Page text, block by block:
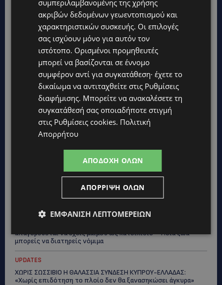
ΤΑΣΟΣ ΧΑΤΖΗΓΙΟΒΑΝΗΣ: Η συγκλονιστική ιστορία του
12χρονου Δημήτρη και η δωρεά των 12.500 ευρώ που του
STORIES
απαγορεύεται να έχεις μαϊμού ως κατοικίδιο – Ποια ζώα
μπορείς να διατηρείς νόμιμα
UPDATES
ΧΩΡΙΣ ΣΩΣΣΙΒΙΟ Η ΘΑΛΑΣΣΙΑ ΣΥΝΔΕΣΗ ΚΥΠΡΟΥ-ΕΛΛΑΔΑΣ:
«Χωρίς επιδότηση το πλοίο δεν θα ξανασηκώσει άγκυρα»
συμπεριλαμβανομένης της χρήσης
ακριβών δεδομένων γεωεντοπισμού και
χαρακτηριστικών συσκευής. Οι επιλογές
σας ισχύουν μόνο για αυτόν τον
ιστότοπο. Ορισμένοι προμηθευτές
μπορεί να βασίζονται σε έννομο
συμφέρον αντί για συγκατάθεση· έχετε το
δικαίωμα να αντιταχθείτε στις Ρυθμίσεις
διαφήμισης. Μπορείτε να ανακαλέσετε τη
συγκατάθεσή σας οποιαδήποτε στιγμή
στις Ρυθμίσεις cookies. Πολιτική
Απορρήτου
ΑΠΟΔΟΧΉ ΌΛΩΝ
ΑΠΌΡΡΙΨΗ ΌΛΩΝ
ΕΜΦΆΝΙΣΗ ΛΕΠΤΟΜΕΡΕΙΏΝ